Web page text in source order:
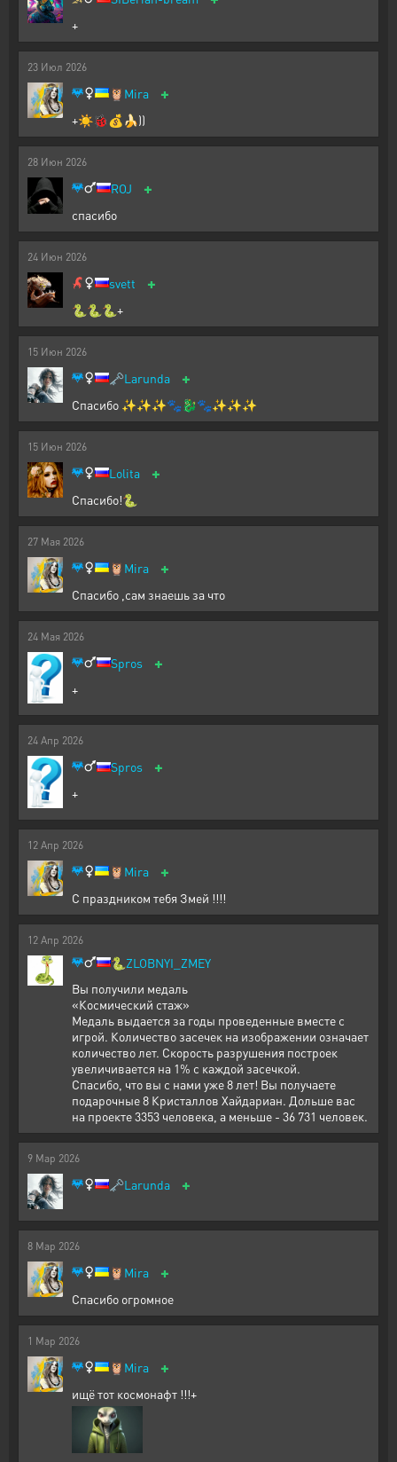
+
23 Июл 2026
🦉 Mira +
+☀️🐞💰🍌))
28 Июн 2026
ROJ +
спасибо
24 Июн 2026
svett +
🐍🐍🐍+
15 Июн 2026
🗝️Larunda +
Спасибо ✨✨✨🐾🐉🐾✨✨✨
15 Июн 2026
Lolita +
Спасибо!🐍
27 Мая 2026
🦉 Mira +
Спасибо ,сам знаешь за что
24 Мая 2026
Spros +
+
24 Апр 2026
Spros +
+
12 Апр 2026
🦉 Mira +
С праздником тебя Змей !!!!
12 Апр 2026
🐍 ZLOBNYI_ZMEY
Вы получили медаль
«Космический стаж»
Медаль выдается за годы проведенные вместе с
игрой. Количество засечек на изображении означает
количество лет. Скорость разрушения построек
увеличивается на 1% с каждой засечкой.
Спасибо, что вы с нами уже 8 лет! Вы получаете
подарочные 8 Кристаллов Хайдариан. Дольше вас
на проекте 3353 человека, а меньше - 36 731 человек.
9 Мар 2026
🗝️Larunda +
8 Мар 2026
🦉 Mira +
Спасибо огромное
1 Мар 2026
🦉 Mira +
ищё тот космонафт !!!+